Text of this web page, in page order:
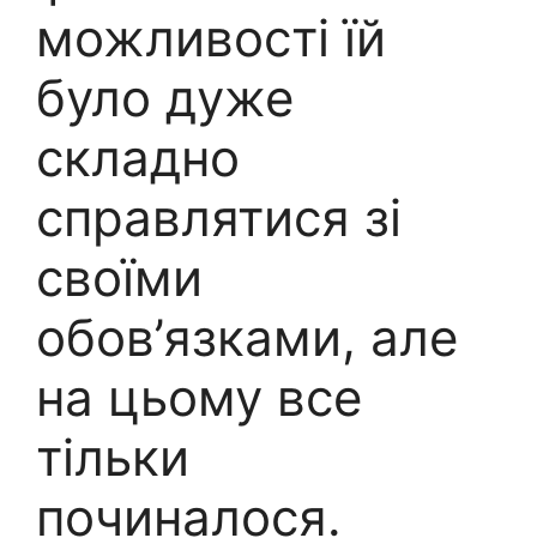
можливості їй
було дуже
складно
справлятися зі
своїми
обов’язками, але
на цьому все
тільки
починалося.